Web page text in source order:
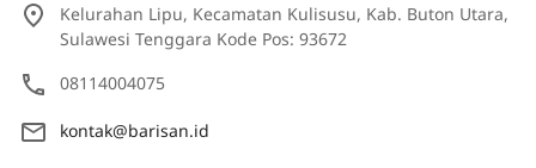
Kelurahan Lipu, Kecamatan Kulisusu, Kab. Buton Utara,
Sulawesi Tenggara Kode Pos: 93672
08114004075
kontak@barisan.id